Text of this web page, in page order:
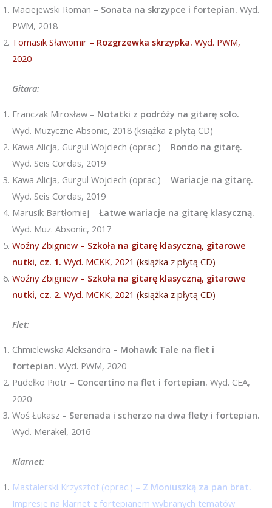
Maciejewski Roman – Sonata na skrzypce i fortepian. Wyd.
PWM, 2018
Tomasik Sławomir – Rozgrzewka skrzypka. Wyd. PWM,
2020
Gitara:
Franczak Mirosław – Notatki z podróży na gitarę solo.
Wyd. Muzyczne Absonic, 2018 (książka z płytą CD)
Kawa Alicja, Gurgul Wojciech (oprac.) – Rondo na gitarę.
Wyd. Seis Cordas, 2019
Kawa Alicja, Gurgul Wojciech (oprac.) – Wariacje na gitarę.
Wyd. Seis Cordas, 2019
Marusik Bartłomiej – Łatwe wariacje na gitarę klasyczną.
Wyd. Muz. Absonic, 2017
Woźny Zbigniew – Szkoła na gitarę klasyczną, gitarowe
nutki, cz. 1. Wyd. MCKK, 2021 (książka z płytą CD)
Woźny Zbigniew – Szkoła na gitarę klasyczną, gitarowe
nutki, cz. 2. Wyd. MCKK, 2021 (książka z płytą CD)
Flet:
Chmielewska Aleksandra – Mohawk Tale na flet i
fortepian. Wyd. PWM, 2020
Pudełko Piotr – Concertino na flet i fortepian. Wyd. CEA,
2020
Woś Łukasz – Serenada i scherzo na dwa flety i fortepian.
Wyd. Merakel, 2016
Klarnet:
Mastalerski Krzysztof (oprac.) – Z Moniuszką za pan brat.
Impresje na klarnet z fortepianem wybranych tematów